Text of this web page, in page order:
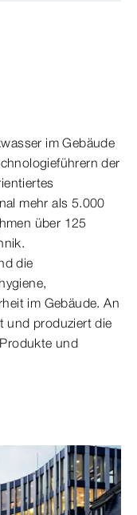
im Gebäude
der
mehr als 5.000
über 125
die
im Gebäude. An
und produziert die
und